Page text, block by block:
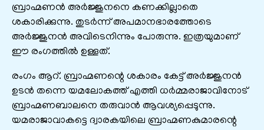
ബ്രാഹ്മണന്‍ അര്‍ജ്ജുനനെ കണക്കില്ലാതെ
ശകാരിക്കുന്നു. തുടര്‍ന്ന് അപമാനഭാരത്തോടെ
അര്‍ജ്ജുനന്‍ അവിടെനിന്നും പോരുന്നു. ഇത്രയുമാണ്‌
ഈ രംഗത്തില്‍ ഉള്ളത്.
രംഗം ആറ്. ബ്രാഹ്മണന്റെ ശകാരം കേട്ട് അർജ്ജുനൻ
ഉടൻ തന്നെ യമലോകത്ത് എത്തി ധർമ്മരാജാവിനോട്
ബ്രാഹ്മണബാലനെ തരുവാൻ ആവശ്യപ്പെടുന്നു.
യമരാജാവാകട്ടെ ദ്വാരകയിലെ ബ്രാഹ്മണകുമാരന്റെ